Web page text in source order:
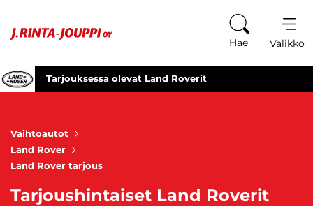
Hae Valikko
Tarjouksessa olevat Land Roverit
Vaihtoautot
Land Rover
Land Rover tarjous
Tarjoushintaiset Land Roverit